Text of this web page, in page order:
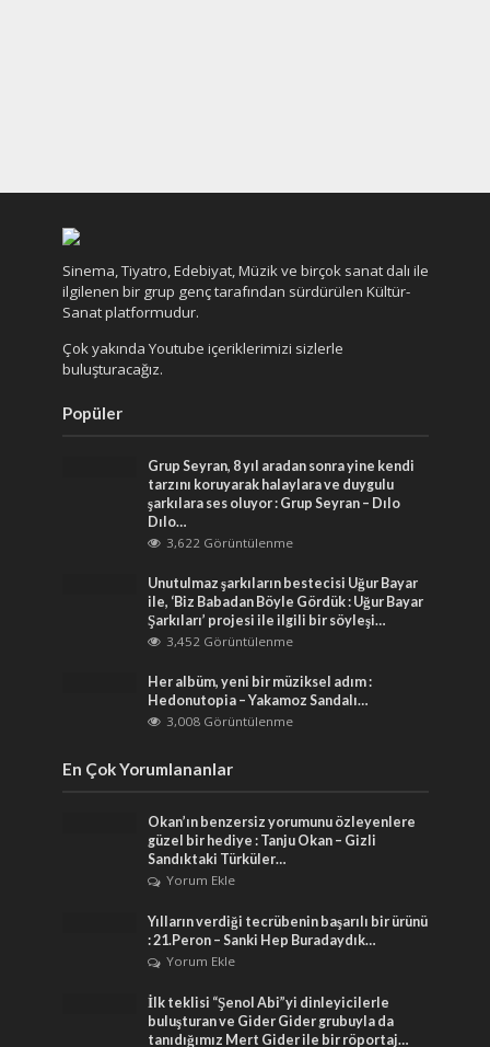
Sinema, Tiyatro, Edebiyat, Müzik ve birçok sanat dalı ile
ilgilenen bir grup genç tarafından sürdürülen Kültür-
Sanat platformudur.
Çok yakında Youtube içeriklerimizi sizlerle
buluşturacağız.
Popüler
Grup Seyran, 8 yıl aradan sonra yine kendi
tarzını koruyarak halaylara ve duygulu
şarkılara ses oluyor : Grup Seyran – Dılo
Dılo…
3,622 Görüntülenme
Unutulmaz şarkıların bestecisi Uğur Bayar
ile, ‘Biz Babadan Böyle Gördük : Uğur Bayar
Şarkıları’ projesi ile ilgili bir söyleşi…
3,452 Görüntülenme
Her albüm, yeni bir müziksel adım :
Hedonutopia – Yakamoz Sandalı…
3,008 Görüntülenme
En Çok Yorumlananlar
Okan’ın benzersiz yorumunu özleyenlere
güzel bir hediye : Tanju Okan – Gizli
Sandıktaki Türküler…
Yorum Ekle
Yılların verdiği tecrübenin başarılı bir ürünü
: 21.Peron – Sanki Hep Buradaydık…
Yorum Ekle
İlk teklisi “Şenol Abi”yi dinleyicilerle
buluşturan ve Gider Gider grubuyla da
tanıdığımız Mert Gider ile bir röportaj…